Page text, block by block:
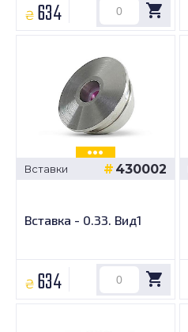
₴ 634
Вставки 430002
Вставка - 0.33. Вид1
₴ 634